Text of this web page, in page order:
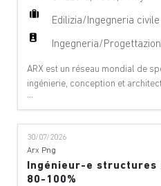
Edilizia/Ingegneria civile
Ingegneria/
ARX est un réseau mondial de
ingénierie, conception et
offre des services de conseil à
projet et de services techniques
suivants : aéroports, ponts,
téléphériques, innovation
équipements, géologie,
hydrauli
30/07/2026
Arx Png
Ingénieur-e structures
80-100%